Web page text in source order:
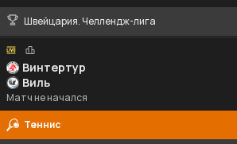
Швейцария. Челлендж-лига
Винтертур
Виль
Матч не начался
Теннис